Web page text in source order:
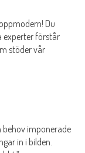
Du
experter förstår
stöder vår
behov imponerade
in i bilden.